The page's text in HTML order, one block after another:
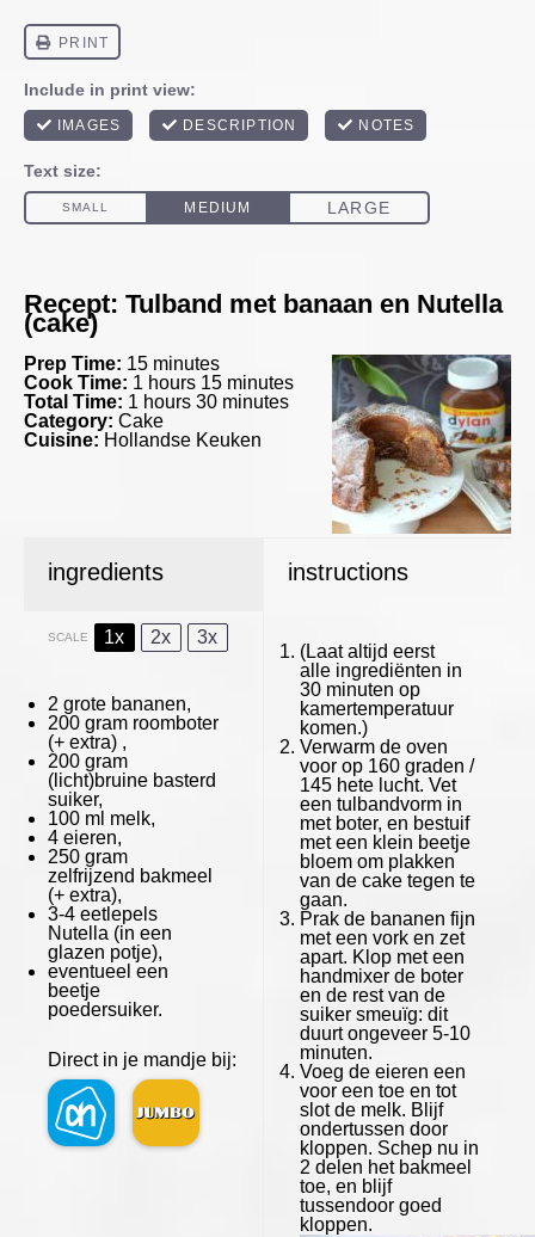
Recept: Tulband met banaan en Nutella
(cake)
Prep Time: 15 minutes
Cook Time: 1 hours 15 minutes
Total Time: 1 hours 30 minutes
Category: Cake
Cuisine: Hollandse Keuken
ingredients
SCALE 1x 2x 3x
2 grote bananen,
200 gram roomboter
(+ extra) ,
200 gram
(licht)bruine basterd
suiker,
100 ml melk,
4 eieren,
250 gram
zelfrijzend bakmeel
(+ extra),
3-4 eetlepels
Nutella (in een
glazen potje),
eventueel een
beetje
poedersuiker.
Direct in je mandje bij:
instructions
(Laat altijd eerst
alle ingrediënten in
30 minuten op
kamertemperatuur
komen.)
Verwarm de oven
voor op 160 graden /
145 hete lucht. Vet
een tulbandvorm in
met boter, en bestuif
met een klein beetje
bloem om plakken
van de cake tegen te
gaan.
Prak de bananen fijn
met een vork en zet
apart. Klop met een
handmixer de boter
en de rest van de
suiker smeuïg: dit
duurt ongeveer 5-10
minuten.
Voeg de eieren een
voor een toe en tot
slot de melk. Blijf
ondertussen door
kloppen. Schep nu in
2 delen het bakmeel
toe, en blijf
tussendoor goed
kloppen.